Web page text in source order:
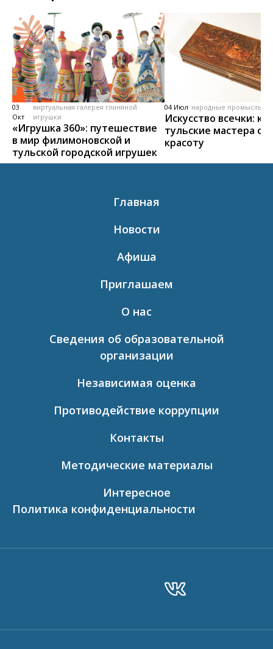
03
Окт
виртуальная галерея глиняной
игрушки
«Игрушка 360»: путешествие
в мир филимоновской и
тульской городской игрушек
04 Июл народные промыслы,
Искусство всечки: как
тульские мастера
красоту
Главная
Новости
Афиша
Приглашаем
О нас
Сведения об образовательной
организации
Независимая оценка
Противодействие коррупции
Контакты
Методические материалы
Интересное
Политика конфиденциальности